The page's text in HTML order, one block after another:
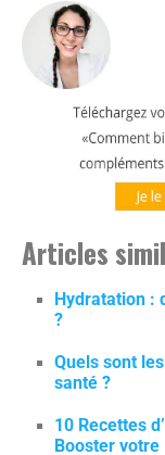
Articles
Hydratation :
?
Quels sont
santé ?
10 Recettes
Booster votre